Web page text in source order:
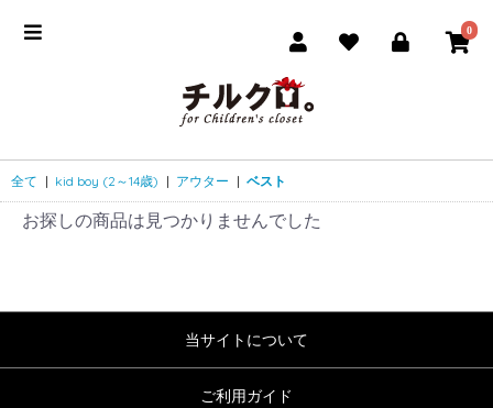
0
全て | kid boy (2～14歳) | アウター | ベスト
お探しの商品は見つかりませんでした
当サイトについて
ご利用ガイド